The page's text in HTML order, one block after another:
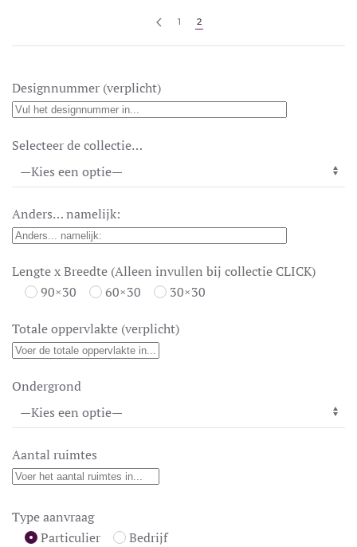
1 2
Designnummer (verplicht)
Selecteer de collectie…
Anders… namelijk:
Lengte x Breedte (Alleen invullen bij collectie CLICK)
90×30
60×30 30×30
Totale oppervlakte (verplicht)
Ondergrond
Aantal ruimtes
Type aanvraag
Particulier
Bedrijf